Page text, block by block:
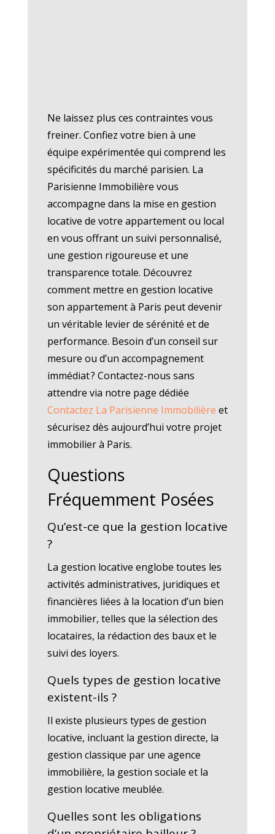
Ne laissez plus ces contraintes vous
freiner. Confiez votre bien à une
équipe expérimentée qui comprend les
spécificités du marché parisien. La
Parisienne Immobilière vous
accompagne dans la mise en gestion
locative de votre appartement ou local
en vous offrant un suivi personnalisé,
une gestion rigoureuse et une
transparence totale. Découvrez
comment mettre en gestion locative
son appartement à Paris peut devenir
un véritable levier de sérénité et de
performance. Besoin d’un conseil sur
mesure ou d’un accompagnement
immédiat ? Contactez-nous sans
attendre via notre page dédiée
Contactez La Parisienne Immobilière et
sécurisez dès aujourd’hui votre projet
immobilier à Paris.
Questions
Fréquemment Posées
Qu’est-ce que la gestion locative
?
La gestion locative englobe toutes les
activités administratives, juridiques et
financières liées à la location d’un bien
immobilier, telles que la sélection des
locataires, la rédaction des baux et le
suivi des loyers.
Quels types de gestion locative
existent-ils ?
Il existe plusieurs types de gestion
locative, incluant la gestion directe, la
gestion classique par une agence
immobilière, la gestion sociale et la
gestion locative meublée.
Quelles sont les obligations